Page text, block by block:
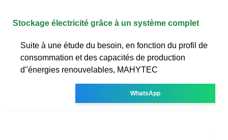
Stockage électricité grâce à un système complet
Suite à une étude du besoin, en fonction du profil de
consommation et des capacités de production
d''énergies renouvelables, MAHYTEC
WhatsApp